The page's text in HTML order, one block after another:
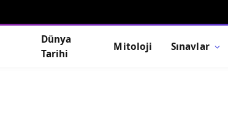
Dünya
Tarihi
Mitoloji Sınavlar